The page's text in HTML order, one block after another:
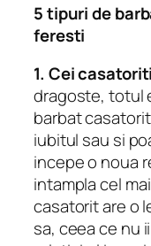
5 tipuri de
feresti
1. Cei
dragoste, totul
barbat
iubitul sau si
incepe o noua
intampla cel
casatorit are o
sa, ceea ce nu